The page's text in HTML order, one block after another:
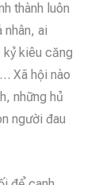
thành luôn
nhân, ai
kiêu căng
Xã hội nào
những hủ
người đau